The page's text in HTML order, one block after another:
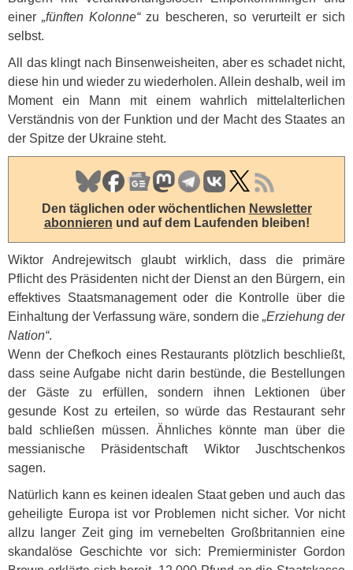
einer„fünften Kolonne“zu bescheren, so verurteilt er sich
selbst.
All das klingt nach Binsenweisheiten, aber es schadet nicht,
diese hin und wieder zu wiederholen. Allein deshalb, weil im
Moment ein Mann mit einem wahrlich mittelalterlichen
Verständnis von der Funktion und der Macht des Staates an
der Spitze der Ukraine steht.
Den täglichen oder wöchentlichen Newsletter
abonnieren und auf dem Laufenden bleiben!
Wiktor Andrejewitsch glaubt wirklich, dass die primäre
Pflicht des Präsidenten nicht der Dienst an den Bürgern, ein
effektives Staatsmanagement oder die Kontrolle über die
Einhaltung der Verfassung wäre, sondern die „Erziehung der
Nation“.
Wenn der Chefkoch eines Restaurants plötzlich beschließt,
dass seine Aufgabe nicht darin bestünde, die Bestellungen
der Gäste zu erfüllen, sondern ihnen Lektionen über
gesunde Kost zu erteilen, so würde das Restaurant sehr
bald schließen müssen. Ähnliches könnte man über die
messianische Präsidentschaft Wiktor Juschtschenkos
sagen.
Natürlich kann es keinen idealen Staat geben und auch das
geheiligte Europa ist vor Problemen nicht sicher. Vor nicht
allzu langer Zeit ging im vernebelten Großbritannien eine
skandalöse Geschichte vor sich: Premierminister Gordon